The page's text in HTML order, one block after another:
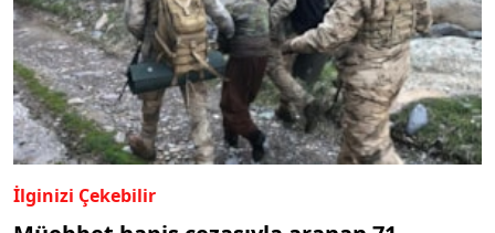
İlginizi Çekebilir